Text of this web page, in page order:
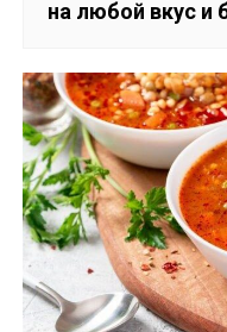
на любой вкус